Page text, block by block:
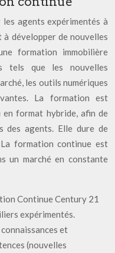
agents expérimentés à
développer de nouvelles
formation immobilière
tels que les nouvelles
les outils numériques
La formation est
en format hybride, afin de
des agents. Elle dure de
formation continue est
un marché en constante
Continue Century 21
expérimentés.
et
(nouvelles